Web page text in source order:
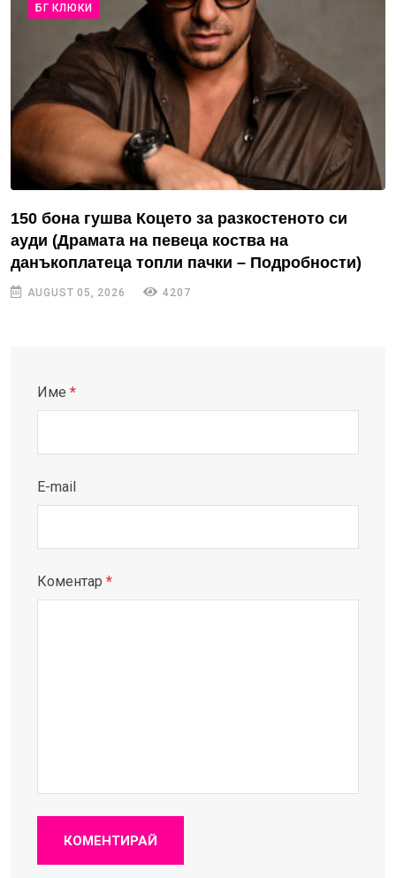
БГ КЛЮКИ
150 бона гушва Коцето за разкостеното си
ауди (Драмата на певеца коства на
данъкоплатеца топли пачки – Подробности)
AUGUST 05, 2026 4207
Име *
E-mail
Коментар *
КОМЕНТИРАЙ